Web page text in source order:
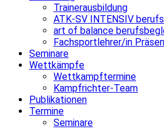
Trainerausbildung
ATK-SV INTENSIV
art of balance
Fachsportlehrer/in
Seminare
Wettkämpfe
Wettkampftermine
Kampfrichter-Team
Publikationen
Termine
Seminare